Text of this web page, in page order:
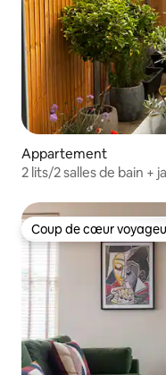
Appartement
2 lits/2 salles de bain +
Coup de cœur
Coup de cœur